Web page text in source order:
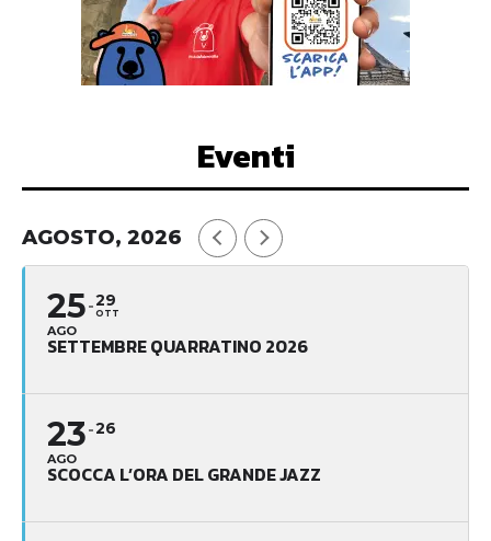
Eventi
AGOSTO, 2026
25
AGO
29
OTT
SETTEMBRE QUARRATINO 2026
23
AGO
26
SCOCCA L’ORA DEL GRANDE JAZZ